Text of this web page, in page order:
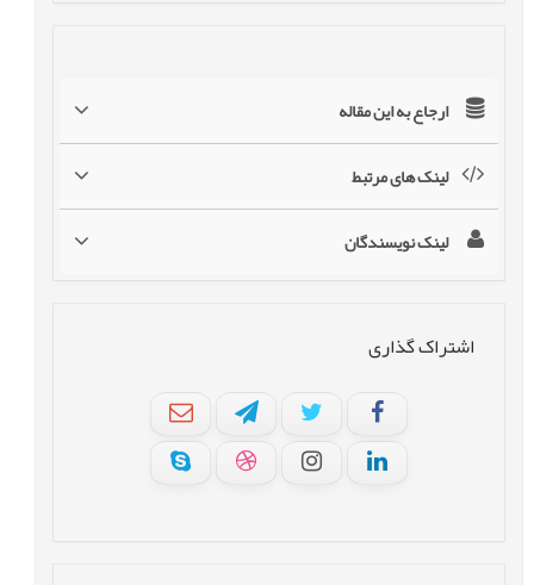
ارجاع به این مقاله
لینک های مرتبط
لینک نویسندگان
اشتراک گذاری